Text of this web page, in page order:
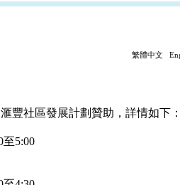
繁體中文
豐社區發展計劃贊助，詳情如下：
至5:00